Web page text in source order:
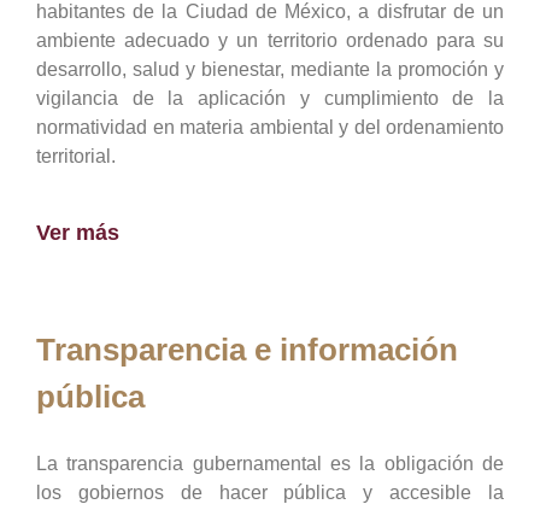
habitantes de la Ciudad de México, a disfrutar de un
ambiente adecuado y un territorio ordenado para su
desarrollo, salud y bienestar, mediante la promoción y
vigilancia de la aplicación y cumplimiento de la
normatividad en materia ambiental y del ordenamiento
territorial.
Ver más
Transparencia e información
pública
La transparencia gubernamental es la obligación de
los gobiernos de hacer pública y accesible la